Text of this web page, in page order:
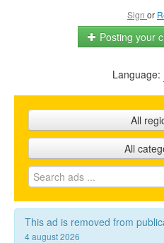
Sign or
Posting your
Language:
All
All
This ad is removed from
4 august 2026